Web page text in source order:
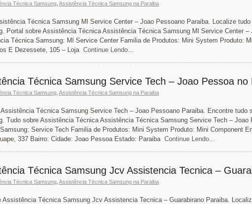
Técnica Samsung Assistência Técnica Samsung na Paraiba
Técnica Samsung Ml Service Center – Joao Pessoano Paraiba. Localize
Portal sobre Assistência Técnica Assistência Técnica Samsung Ml Service Center –
Técnica Samsung: Ml Service Center Familia de Produtos: Mini System Produto:
E Dezessete, 105 – LojaContinue Lendo…
Técnica Samsung Service Tech – Joao Pessoa no
Técnica Samsung Assistência Técnica Samsung na Paraiba
Assistência Técnica Samsung Service Tech – Joao Pessoano Paraiba. Encontre tudo
Tudo sobre Assistência Técnica Assistência Técnica Samsung Service Tech – Joao
Service Tech Familia de Produtos: Mini System Produto: Mini Component
337 Bairro: Cidade: Joao Pessoa Estado: Paraiba Continue Lendo…
Técnica Samsung Jcv Assistencia Tecnica –
Técnica Samsung Assistência Técnica Samsung na Paraiba
Assistência Técnica Samsung Jcv Assistencia Tecnica – Guarabirano Paraiba.